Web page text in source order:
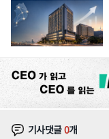
기사댓글0개